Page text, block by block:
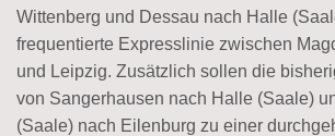
Wittenberg und Dessau nach Halle
frequentierte Expresslinie zwischen
und Leipzig. Zusätzlich sollen die
von Sangerhausen nach Halle (Saale)
(Saale) nach Eilenburg zu einer